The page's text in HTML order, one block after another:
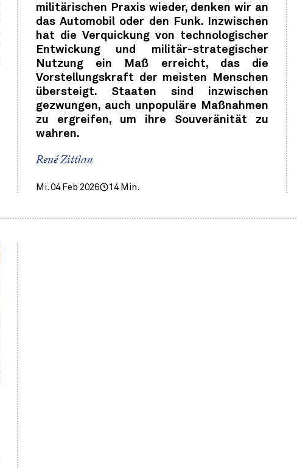
militärischen Praxis wieder, denken wir an
das Automobil oder den Funk. Inzwischen
hat die Verquickung von technologischer
Entwickung und militär-strategischer
Nutzung ein Maß erreicht, das die
Vorstellungskraft der meisten Menschen
übersteigt. Staaten sind inzwischen
gezwungen, auch unpopuläre Maßnahmen
zu ergreifen, um ihre Souveränität zu
wahren.
René Zittlau
Mi. 04 Feb 2026 14 Min.